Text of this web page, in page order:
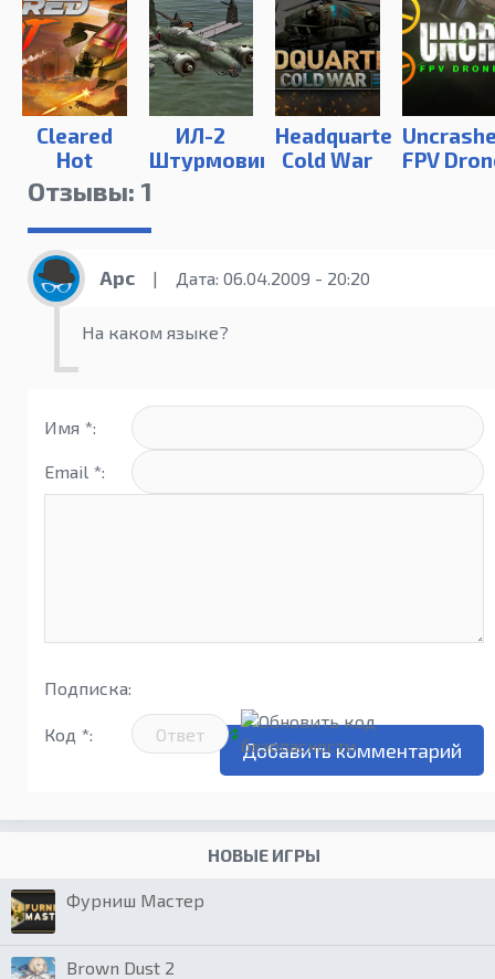
Cleared
Hot
ИЛ-2
Штурмовик
Headquarters:
Cold War
FPV
Отзывы: 1
Арс | Дата: 06.04.2009 - 20:20
На каком языке?
Имя *:
Email *:
Подписка:
Код *:
НОВЫЕ ИГРЫ
Фурниш Мастер
Brown Dust 2